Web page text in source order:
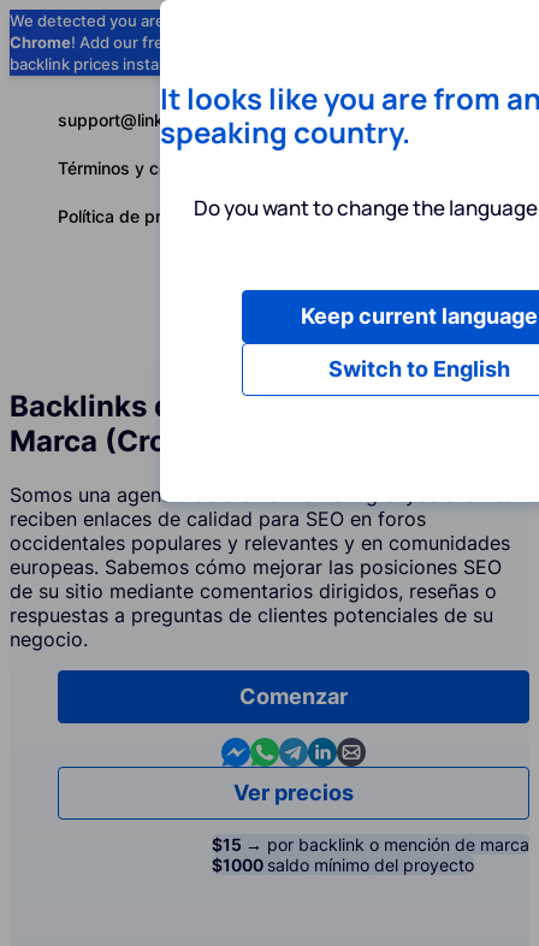
We detected you are using
Chrome! Add our free extension to check
backlink prices instantly as you browse.
Servicios
Español
support@linkbuilder.com
Términos y condiciones
Política de privacidad
Backlinks de Foros y Menciones de
Marca (Crowd Marketing)
Somos una agencia de crowd marketing cuyos clientes
reciben enlaces de calidad para SEO en foros
occidentales populares y relevantes y en comunidades
europeas. Sabemos cómo mejorar las posiciones SEO
de su sitio mediante comentarios dirigidos, reseñas o
respuestas a preguntas de clientes potenciales de su
negocio.
Comenzar
Contact us in Messenger
Contact us in WhatsApp
Contact us in Telegram
Contact us in Linkedin
Contact us by email
Ver precios
$15 → por backlink o mención de marca
$1000 saldo mínimo del proyecto
It looks like you are from
speaking country.
Do you want to change the
Switch to English
Keep current language